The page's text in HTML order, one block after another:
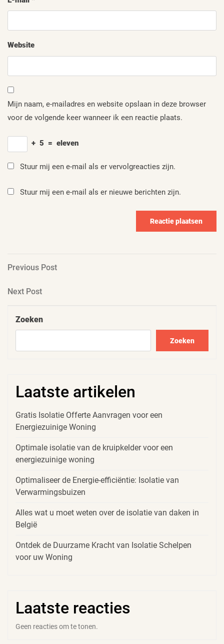
Website
Mijn naam, e-mailadres en website opslaan in deze browser
voor de volgende keer wanneer ik een reactie plaats.
+ 5 = eleven
Stuur mij een e-mail als er vervolgreacties zijn.
Stuur mij een e-mail als er nieuwe berichten zijn.
Berichtnavigatie
Previous
Previous Post
Next
Next Post
Zoeken
Zoeken
Laatste artikelen
Gratis Isolatie Offerte Aanvragen voor een
Energiezuinige Woning
Optimale isolatie van de kruipkelder voor een
energiezuinige woning
Optimaliseer de Energie-efficiëntie: Isolatie van
Verwarmingsbuizen
Alles wat u moet weten over de isolatie van daken in
België
Ontdek de Duurzame Kracht van Isolatie Schelpen
voor uw Woning
Laatste reacties
Geen reacties om te tonen.